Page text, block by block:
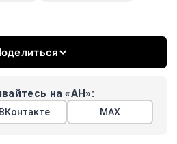
на «АН»:
ВКонтакте МАХ